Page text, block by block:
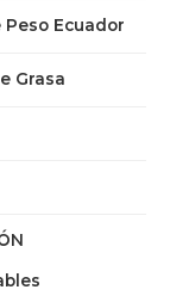
Ecuador
Grasa